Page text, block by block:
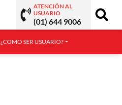
ATENCIÓN AL
USUARIO
(01) 644 9006
¿COMO SER USUARIO?